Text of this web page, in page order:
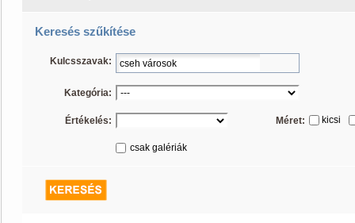
Keresés szűkítése
Kulcsszavak:
Kategória:
Értékelés: Méret: kicsi
csak galériák